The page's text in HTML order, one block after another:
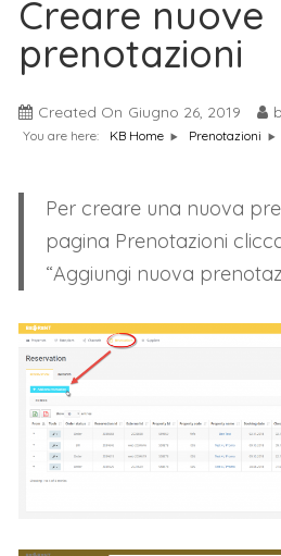
Creare nuove
prenotazioni
Created On Giugno 26, 2019
You are here: KB Home Prenotazioni
Per creare una nuova
pagina Prenotazioni
“Aggiungi nuova